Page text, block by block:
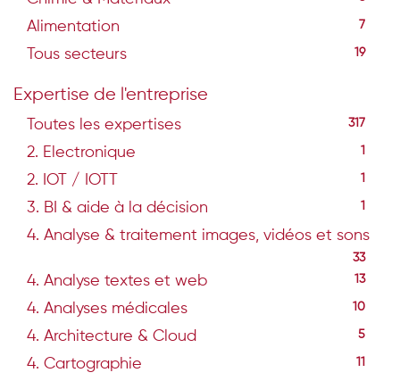
Alimentation 7
Tous secteurs 19
Expertise de l'entreprise
Toutes les expertises 317
2. Electronique 1
2. IOT / IOTT 1
3. BI & aide à la décision 1
4. Analyse & traitement images, vidéos et sons
33
4. Analyse textes et web 13
4. Analyses médicales 10
4. Architecture & Cloud 5
4. Cartographie